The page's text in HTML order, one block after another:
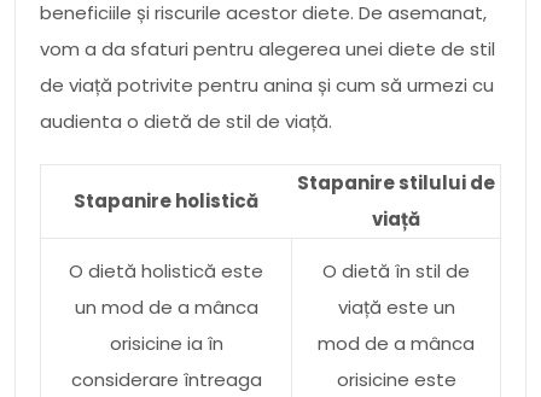
beneficiile și riscurile acestor diete. De asemanat,
vom a da sfaturi pentru alegerea unei diete de stil
de viață potrivite pentru anina și cum să urmezi cu
audienta o dietă de stil de viață.
Stapanire holistică
Stapanire stilului de
viață
O dietă holistică este
un mod de a mânca
orisicine ia în
considerare întreaga
O dietă în stil de
viață este un
mod de a mânca
orisicine este